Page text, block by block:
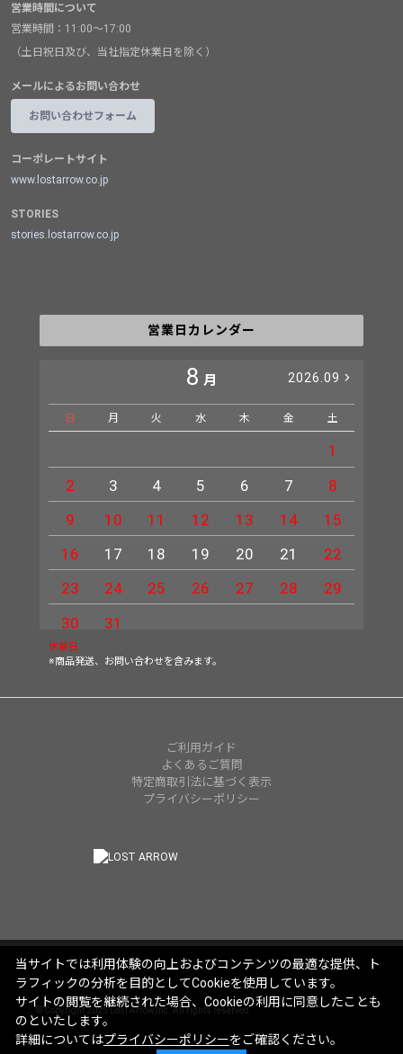
営業時間について
営業時間：11:00～17:00
（土日祝日及び、当社指定休業日を除く）
メールによるお問い合わせ
お問い合わせフォーム
コーポレートサイト
www.lostarrow.co.jp
STORIES
stories.lostarrow.co.jp
営業日カレンダー
8 月 2026.09
日 月 火 水 木 金 土
1
2
3 4 5 6 7
8
9
10 11 12 13 14
15
16
17 18 19 20 21
22
23
24 25 26 27 28
29
30
31
休業日
※商品発送、お問い合わせを含みます。
ご利用ガイド
よくあるご質問
特定商取引法に基づく表示
プライバシーポリシー
© Copyright 2025 Lost Arrow,Inc. All rights reserved.
当サイトでは利用体験の向上およびコンテンツの最適な提供、ト
ラフィックの分析を目的としてCookieを使用しています。
サイトの閲覧を継続された場合、Cookieの利用に同意したことも
のといたします。
詳細についてはプライバシーポリシーをご確認ください。